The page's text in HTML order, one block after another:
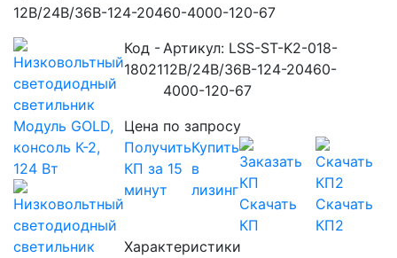
12В/24В/36В-124-20460-4000-120-67
Код -
18021
Артикул: LSS-ST-K2-018-
12В/24В/36В-124-20460-
4000-120-67
Характеристики
Цена по запросу
Получить
КП за 15
минут
Купить
в
лизинг
Скачать
КП
Скачать
КП2